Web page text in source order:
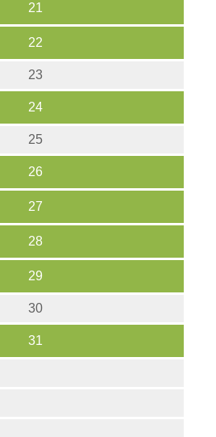
21
22
23
24
25
26
27
28
29
30
31